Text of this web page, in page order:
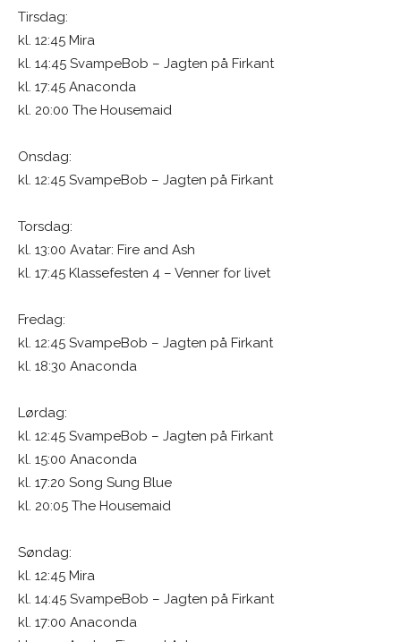
Tirsdag:
kl. 12:45 Mira
kl. 14:45 SvampeBob – Jagten på Firkant
kl. 17:45 Anaconda
kl. 20:00 The Housemaid
Onsdag:
kl. 12:45 SvampeBob – Jagten på Firkant
Torsdag:
kl. 13:00 Avatar: Fire and Ash
kl. 17:45 Klassefesten 4 – Venner for livet
Fredag:
kl. 12:45 SvampeBob – Jagten på Firkant
kl. 18:30 Anaconda
Lørdag:
kl. 12:45 SvampeBob – Jagten på Firkant
kl. 15:00 Anaconda
kl. 17:20 Song Sung Blue
kl. 20:05 The Housemaid
Søndag:
kl. 12:45 Mira
kl. 14:45 SvampeBob – Jagten på Firkant
kl. 17:00 Anaconda